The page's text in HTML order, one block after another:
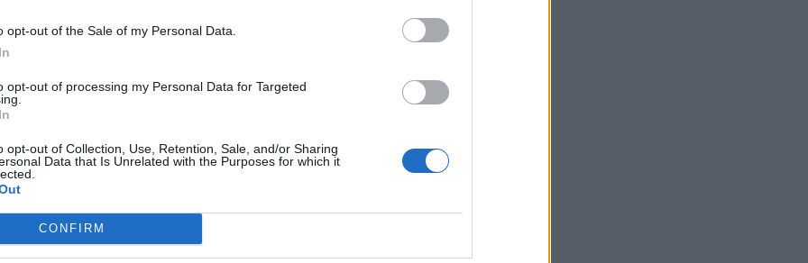
opt-out of the Sale of my Personal Data.
opt-out of processing my Personal Data for Targeted
opt-out of Collection, Use, Retention, Sale, and/or Sharing
Data that Is Unrelated with the Purposes for which it
CONFIRM
huomioimaan lintujen
Linnut ovat herkimmillään
tai muuttavat.
mukaan pääsääntöisesti